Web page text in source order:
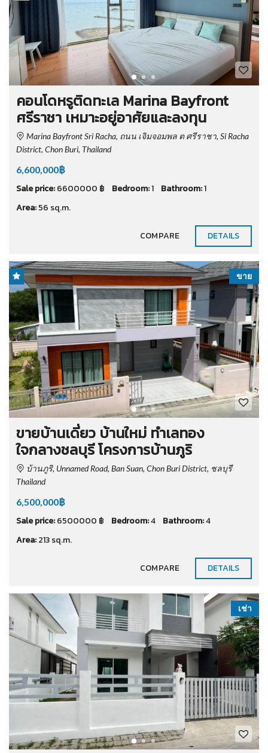
คอนโดหรูติดทะเล Marina Bayfront
ศรีราชา เหมาะอยู่อาศัยและลงทุน
Marina Bayfront Sri Racha, ถนน เจิมจอมพล ต ศรีราชา, Si Racha
District, Chon Buri, Thailand
6,600,000฿
Sale price:6600000 ฿ Bedroom:1 Bathroom:1
Area:56 sq.m.
COMPARE DETAILS
ขาย
ขายบ้านเดี่ยว บ้านใหม่ ทำเลทอง
ใจกลางชลบุรี โครงการบ้านภูริ
บ้านภูริ, Unnamed Road, Ban Suan, Chon Buri District, ชลบุรี
Thailand
6,500,000฿
Sale price:6500000 ฿ Bedroom:4 Bathroom:4
Area:213 sq.m.
COMPARE DETAILS
เช่า